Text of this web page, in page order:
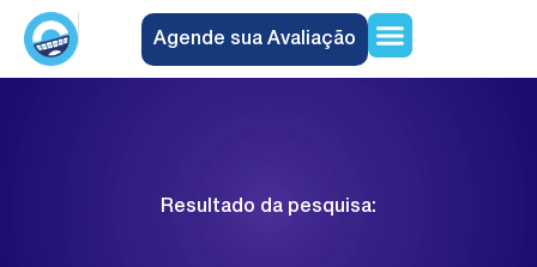
Agende sua Avaliação
Resultado da pesquisa: